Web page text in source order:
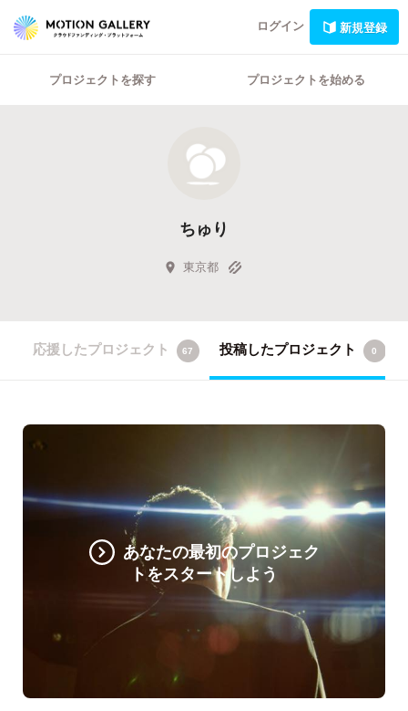
ログイン 新規登録
プロジェクトを探す プロジェクトを始める
ちゅり
東京都
応援したプロジェクト 67 投稿したプロジェクト 0
あなたの最初のプロジェク
トをスタートしよう